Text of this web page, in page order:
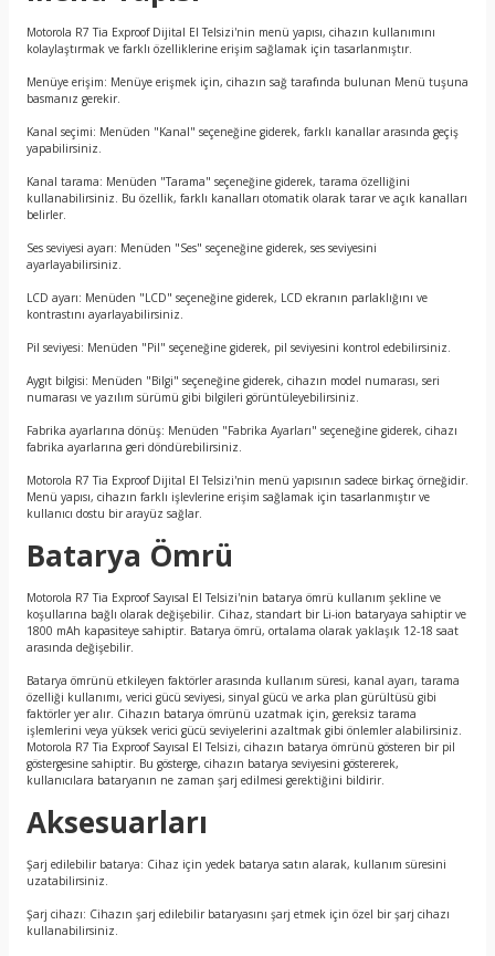
Motorola R7 Tia Exproof Dijital El Telsizi'nin menü yapısı, cihazın kullanımını
kolaylaştırmak ve farklı özelliklerine erişim sağlamak için tasarlanmıştır.
Menüye erişim: Menüye erişmek için, cihazın sağ tarafında bulunan Menü tuşuna
basmanız gerekir.
Kanal seçimi: Menüden "Kanal" seçeneğine giderek, farklı kanallar arasında geçiş
yapabilirsiniz.
Kanal tarama: Menüden "Tarama" seçeneğine giderek, tarama özelliğini
kullanabilirsiniz. Bu özellik, farklı kanalları otomatik olarak tarar ve açık kanalları
belirler.
Ses seviyesi ayarı: Menüden "Ses" seçeneğine giderek, ses seviyesini
ayarlayabilirsiniz.
LCD ayarı: Menüden "LCD" seçeneğine giderek, LCD ekranın parlaklığını ve
kontrastını ayarlayabilirsiniz.
Pil seviyesi: Menüden "Pil" seçeneğine giderek, pil seviyesini kontrol edebilirsiniz.
Aygıt bilgisi: Menüden "Bilgi" seçeneğine giderek, cihazın model numarası, seri
numarası ve yazılım sürümü gibi bilgileri görüntüleyebilirsiniz.
Fabrika ayarlarına dönüş: Menüden "Fabrika Ayarları" seçeneğine giderek, cihazı
fabrika ayarlarına geri döndürebilirsiniz.
Motorola R7 Tia Exproof Dijital El Telsizi'nin menü yapısının sadece birkaç örneğidir.
Menü yapısı, cihazın farklı işlevlerine erişim sağlamak için tasarlanmıştır ve
kullanıcı dostu bir arayüz sağlar.
Batarya Ömrü
Motorola R7 Tia Exproof Sayısal El Telsizi'nin batarya ömrü kullanım şekline ve
koşullarına bağlı olarak değişebilir. Cihaz, standart bir Li-ion bataryaya sahiptir ve
1800 mAh kapasiteye sahiptir. Batarya ömrü, ortalama olarak yaklaşık 12-18 saat
arasında değişebilir.
Batarya ömrünü etkileyen faktörler arasında kullanım süresi, kanal ayarı, tarama
özelliği kullanımı, verici gücü seviyesi, sinyal gücü ve arka plan gürültüsü gibi
faktörler yer alır. Cihazın batarya ömrünü uzatmak için, gereksiz tarama
işlemlerini veya yüksek verici gücü seviyelerini azaltmak gibi önlemler alabilirsiniz.
Motorola R7 Tia Exproof Sayısal El Telsizi, cihazın batarya ömrünü gösteren bir pil
göstergesine sahiptir. Bu gösterge, cihazın batarya seviyesini göstererek,
kullanıcılara bataryanın ne zaman şarj edilmesi gerektiğini bildirir.
Aksesuarları
Şarj edilebilir batarya: Cihaz için yedek batarya satın alarak, kullanım süresini
uzatabilirsiniz.
Şarj cihazı: Cihazın şarj edilebilir bataryasını şarj etmek için özel bir şarj cihazı
kullanabilirsiniz.